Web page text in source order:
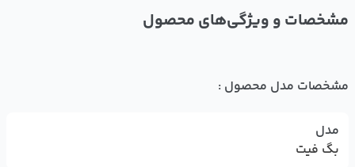
مشخصات و ویژگی‌های محصول
مشخصات مدل محصول :
مدل
بگ فیت